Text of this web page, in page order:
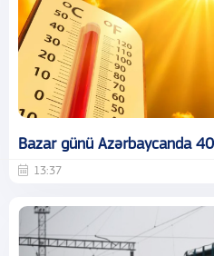
Bazar günü Azərbaycanda
13:37